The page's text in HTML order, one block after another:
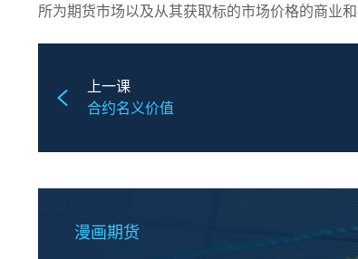
所为期货市场以及从其获取标的市场价格的商业
上一课
合约名义价值
漫画期货